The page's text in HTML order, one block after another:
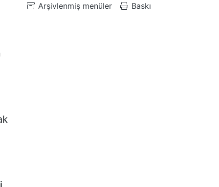
Arşivlenmiş menüler Baskı